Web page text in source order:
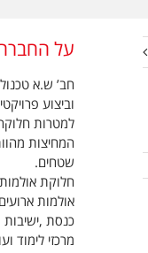
על
חב’ ש.א
וביצוע
למטרות
המחיצות
שטחים.
חלוקת
אולמות
כנסת
מרכזי לימוד